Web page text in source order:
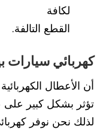
لكافة
القطع التالفة.
كهربائي سيارات
أن الأعطال
تؤثر بشكل كبير على
لذلك نحن نوفر